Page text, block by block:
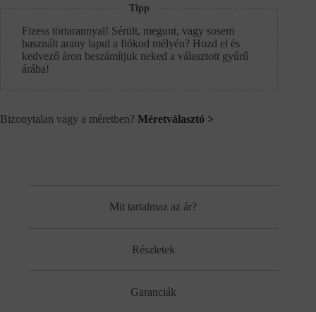
Tipp
Fizess törtarannyal! Sérült, megunt, vagy sosem
használt arany lapul a fiókod mélyén? Hozd el és
kedvező áron beszámítjuk neked a választott gyűrű
árába!
Bizonytalan vagy a méretben? Méretválasztó >
Mit tartalmaz az ár?
Részletek
Garanciák